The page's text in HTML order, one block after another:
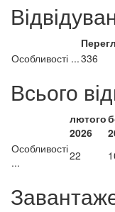
Особливості ...336
Всього
лютого
2026
Особливості
...
22